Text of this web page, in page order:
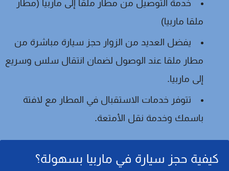
خدمة التوصيل من مطار ملقا إلى ماربيا (مطار
ملقا ماربيا)
يفضل العديد من الزوار حجز سيارة مباشرة من
مطار ملقا عند الوصول لضمان انتقال سلس وسريع
إلى ماربيا.
تتوفر خدمات الاستقبال في المطار مع لافتة
باسمك وخدمة نقل الأمتعة.
كيفية حجز سيارة في ماربيا بسهولة؟